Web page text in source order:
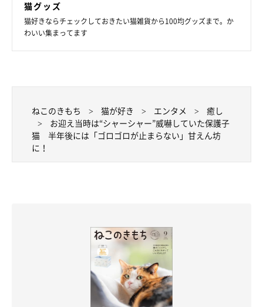
ん。最後に、つくだにちゃんとやきのりくんへの思いを聞きまし
「一番は、健康に元気に育ってくれることを願っています。その
猫グッズ
猫好きならチェックしておきたい猫雑貨から100均グッズまで。か
わいい集まってます
ねこのきもち 猫が好き エンタメ
癒し
お迎え当時は“シャーシャー”威嚇していた保護子
猫 半年後には「ゴロゴロが止まらない」甘えん坊
に！